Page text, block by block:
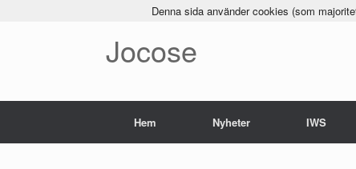
Jocose
Hem Nyheter IWS
Denna sida använder cookies (som